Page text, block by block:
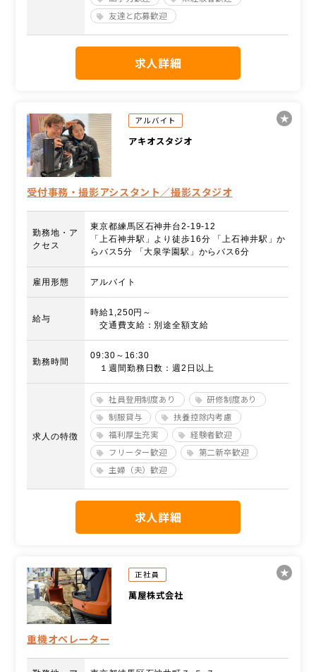
友達と応募歓迎
求人詳細
アルバイト
アキオスタジオ
受付事務・撮影アシスタント／撮影スタジオ
勤務地・ア
クセス
東京都練馬区石神井台2-19-12
「上石神井駅」より徒歩16分 「上石神井駅」か
らバス5分 「大泉学園駅」からバス6分
雇用形態 アルバイト
給与
時給1,250円～
交通費支給：別途全額支給
勤務時間
09:30～16:30
１週間勤務日数：週2日以上
求人の特徴
社員登用制度あり
研修制度あり
制服貸与
扶養控除内考慮
福利厚生充実
経験者歓迎
フリーター歓迎
第二新卒歓迎
主婦（夫）歓迎
求人詳細
正社員
萬屋株式会社
重機オペレーター